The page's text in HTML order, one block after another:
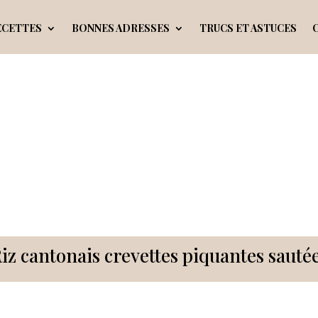
BONNES ADRESSES TRUCS ET ASTUCES
cantonais crevettes piquantes